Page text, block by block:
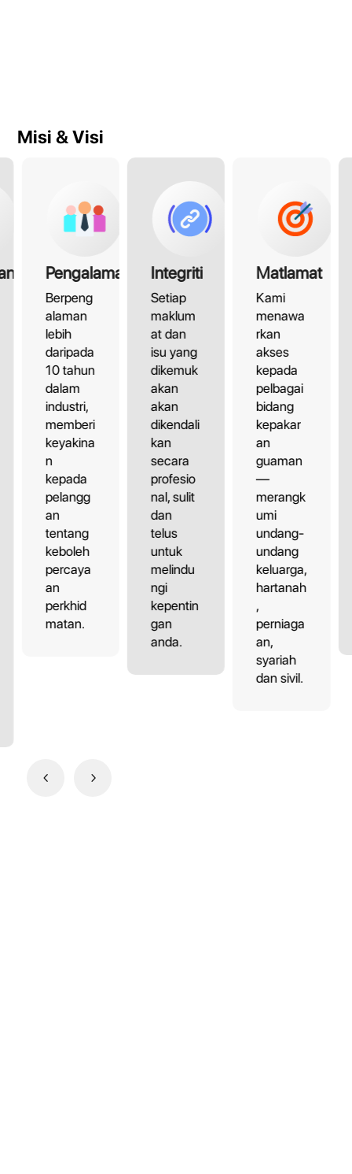
Misi & Visi
Pengalaman
Berpeng
alaman
lebih
daripada
10 tahun
dalam
industri,
memberi
keyakina
n
kepada
pelangg
an
tentang
keboleh
percaya
an
perkhid
matan.
Integriti
Setiap
maklum
at dan
isu yang
dikemuk
akan
akan
dikendali
kan
secara
profesio
nal, sulit
dan
telus
untuk
melindu
ngi
kepentin
gan
anda.
Matlamat
Kami
menawa
rkan
akses
kepada
pelbagai
bidang
kepakar
an
guaman
—
merangk
umi
undang-
undang
keluarga,
hartanah
,
perniaga
an,
syariah
dan sivil.
4 5